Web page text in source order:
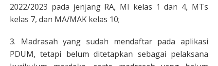
2022/2023 pada jenjang RA, MI kelas 1 dan 4, MTs
kelas 7, dan MA/MAK kelas 10;
3. Madrasah yang sudah mendaftar pada aplikasi
PDUM, tetapi belum ditetapkan sebagai pelaksana